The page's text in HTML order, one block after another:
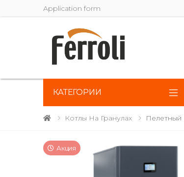
Application form
КАТЕГОРИИ
Котлы На Гранулах Пелетный
Акция